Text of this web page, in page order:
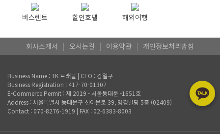
버스렌트 할인호텔 해외여행
회사소개서 오시는길 이용약관 개인정보처리방침
Business Name : TK 트래블 | CEO : 강일구
Business Registration : 417-70-01307
E-Commerce Permit : 제 2019 - 서울동대문 -1651호
Address : 서울특별시 동대문구 신이문로 39, 명경빌딩 5층 (02409)
Contact : 070-8276-1919 | FAX : 02-6383-8003